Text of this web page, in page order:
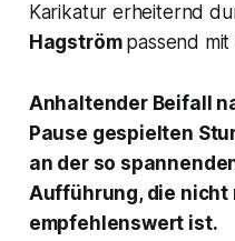
Karikatur erheiternd
Hagström passend
Anhaltender Beifall
Pause gespielten
an der so
Aufführung, die
empfehlenswert ist.